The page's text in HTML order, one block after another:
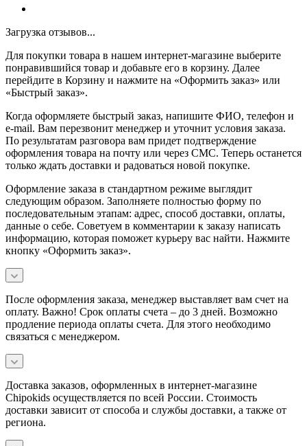
Загрузка отзывов...
Для покупки товара в нашем интернет-магазине выберите
понравившийся товар и добавьте его в корзину. Далее
перейдите в Корзину и нажмите на «Оформить заказ» или
«Быстрый заказ».
Когда оформляете быстрый заказ, напишите ФИО, телефон и
e-mail. Вам перезвонит менеджер и уточнит условия заказа.
По результатам разговора вам придет подтверждение
оформления товара на почту или через СМС. Теперь останется
только ждать доставки и радоваться новой покупке.
Оформление заказа в стандартном режиме выглядит
следующим образом. Заполняете полностью форму по
последовательным этапам: адрес, способ доставки, оплаты,
данные о себе. Советуем в комментарии к заказу написать
информацию, которая поможет курьеру вас найти. Нажмите
кнопку «Оформить заказ».
После оформления заказа, менеджер выставляет вам счет на
оплату. Важно! Срок оплаты счета – до 3 дней. Возможно
продление периода оплаты счета. Для этого необходимо
связаться с менеджером.
Доставка заказов, оформленных в интернет-магазине
Chipokids осуществляется по всей России. Стоимость
доставки зависит от способа и службы доставки, а также от
региона.